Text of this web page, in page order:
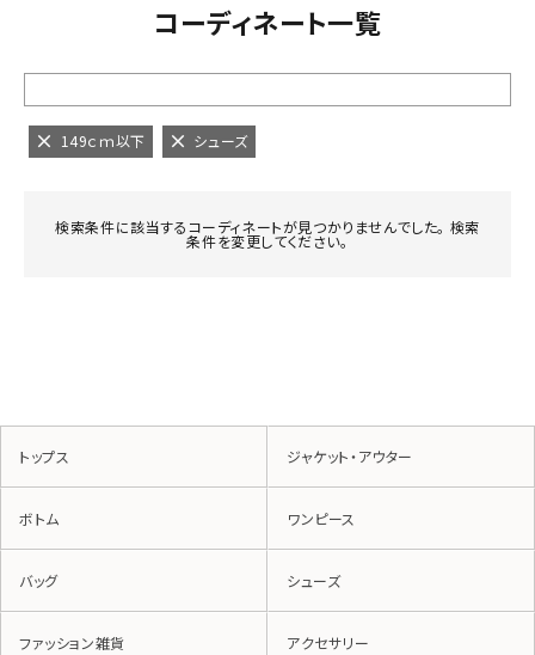
コーディネート一覧
149ｃｍ以下 シューズ
検索条件に該当するコーディネートが見つかりませんでした。 検索
条件を変更してください。
トップス ジャケット・アウター
ボトム ワンピース
バッグ シューズ
ファッション雑貨 アクセサリー